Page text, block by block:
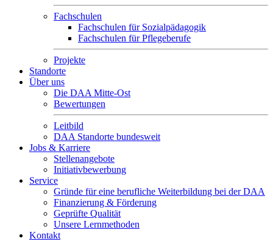
Fachschulen
Fachschulen für Sozialpädagogik
Fachschulen für Pflegeberufe
Projekte
Standorte
Über uns
Die DAA Mitte-Ost
Bewertungen
Leitbild
DAA Standorte bundesweit
Jobs & Karriere
Stellenangebote
Initiativbewerbung
Service
Gründe für eine berufliche Weiterbildung bei der DAA
Finanzierung & Förderung
Geprüfte Qualität
Unsere Lernmethoden
Kontakt